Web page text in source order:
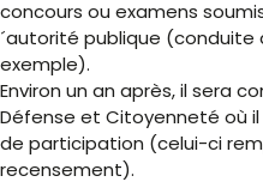
concours ou examens
´autorité publique
exemple).
Environ un an après, il sera
Défense et Citoyenneté où
de participation (celui-ci
recensement).